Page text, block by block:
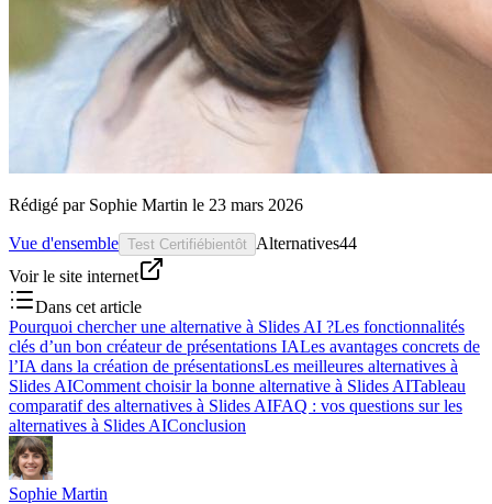
Rédigé par Sophie Martin le 23 mars 2026
Vue d'ensemble Test Certifiébientôt Alternatives44
Voir le site internet
Dans cet article
Pourquoi chercher une alternative à Slides AI ?Les fonctionnalités
clés d’un bon créateur de présentations IALes avantages concrets de
l’IA dans la création de présentationsLes meilleures alternatives à
Slides AIComment choisir la bonne alternative à Slides AITableau
comparatif des alternatives à Slides AIFAQ : vos questions sur les
alternatives à Slides AIConclusion
Sophie Martin